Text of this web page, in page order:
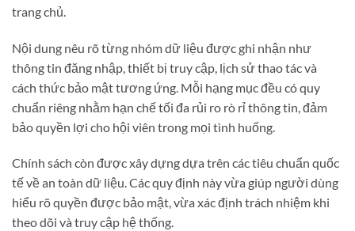
trang chủ.
Nội dung nêu rõ từng nhóm dữ liệu được ghi nhận như
thông tin đăng nhập, thiết bị truy cập, lịch sử thao tác và
cách thức bảo mật tương ứng. Mỗi hạng mục đều có quy
chuẩn riêng nhằm hạn chế tối đa rủi ro rò rỉ thông tin, đảm
bảo quyền lợi cho hội viên trong mọi tình huống.
Chính sách còn được xây dựng dựa trên các tiêu chuẩn quốc
tế về an toàn dữ liệu. Các quy định này vừa giúp người dùng
hiểu rõ quyền được bảo mật, vừa xác định trách nhiệm khi
theo dõi và truy cập hệ thống.